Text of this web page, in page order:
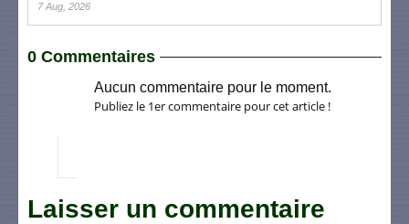
7 Aug, 2026
0 Commentaires
Aucun commentaire pour le moment.
Publiez le 1er commentaire pour cet article !
Laisser un commentaire